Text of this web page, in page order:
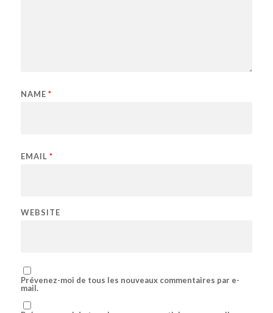
NAME *
EMAIL *
WEBSITE
Prévenez-moi de tous les nouveaux commentaires par e-
mail.